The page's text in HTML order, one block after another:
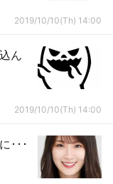
2019/10/10(Th) 14:00
ん
2019/10/10(Th) 14:00
･･･